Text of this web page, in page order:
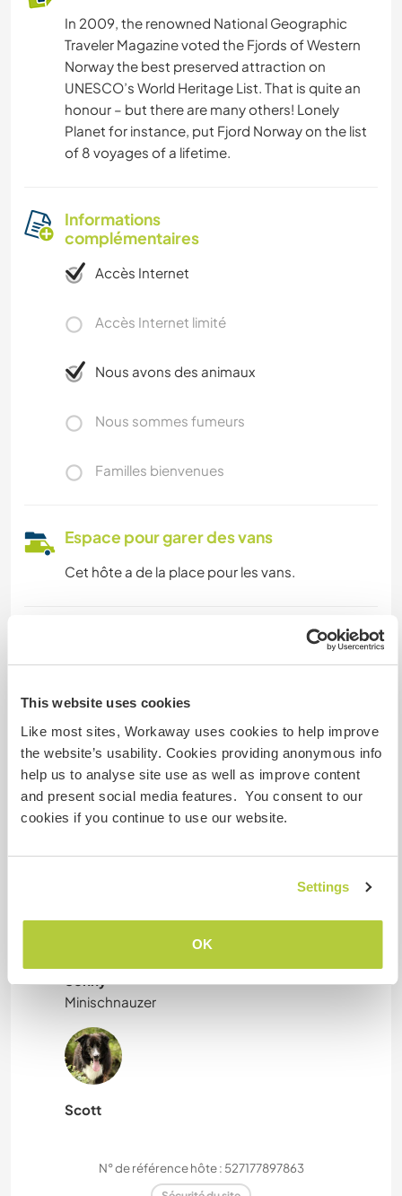
This website uses cookies
Like most sites, Workaway uses cookies to help improve
the website’s usability. Cookies providing anonymous info
help us to analyse site use as well as improve content
and present social media features. You consent to our
cookies if you continue to use our website.
Settings
OK
In 2009, the renowned National Geographic
Traveler Magazine voted the Fjords of Western
Norway the best preserved attraction on
UNESCO’s World Heritage List. That is quite an
honour – but there are many others! Lonely
Planet for instance, put Fjord Norway on the list
of 8 voyages of a lifetime.
Informations
complémentaires
Accès Internet
Accès Internet limité
Nous avons des animaux
Nous sommes fumeurs
Familles bienvenues
Espace pour garer des vans
Cet hôte a de la place pour les vans.
Mes animaux
Sonny
Minischnauzer
Scott
N° de référence hôte : 527177897863